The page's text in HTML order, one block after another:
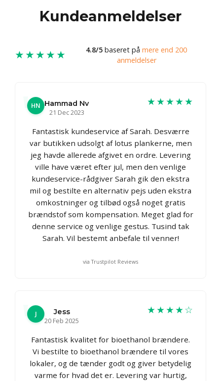
Kundeanmeldelser
★★★★★ 4.8/5 baseret på mere end 200
anmeldelser
HN Hammad Nv
21 Dec 2023
★★★★★
Fantastisk kundeservice af Sarah. Desværre
var butikken udsolgt af lotus plankerne, men
jeg havde allerede afgivet en ordre. Levering
ville have været efter jul, men den venlige
kundeservice-rådgiver Sarah gik den ekstra
mil og bestilte en alternativ pejs uden ekstra
omkostninger og tilbød også noget gratis
brændstof som kompensation. Meget glad for
denne service og venlige gestus. Tusind tak
Sarah. Vil bestemt anbefale til venner!
via Trustpilot Reviews
J
Jess
20 Feb 2025
★★★★☆
Fantastisk kvalitet for bioethanol brændere.
Vi bestilte to bioethanol brændere til vores
lokaler, og de tænder godt og giver betydelig
varme for hvad det er. Levering var hurtig,